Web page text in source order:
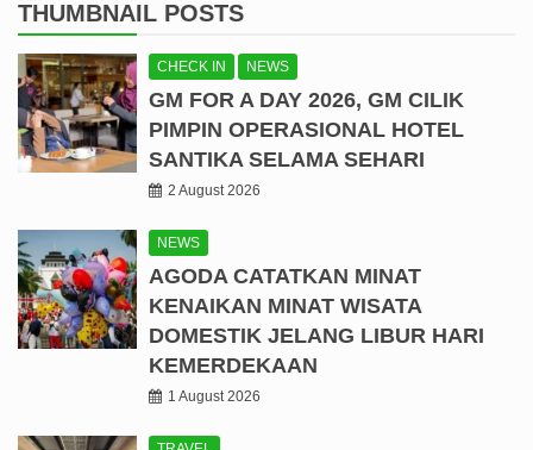
THUMBNAIL POSTS
CHECK IN NEWS
GM FOR A DAY 2026, GM CILIK
PIMPIN OPERASIONAL HOTEL
SANTIKA SELAMA SEHARI
2 August 2026
NEWS
AGODA CATATKAN MINAT
KENAIKAN MINAT WISATA
DOMESTIK JELANG LIBUR HARI
KEMERDEKAAN
1 August 2026